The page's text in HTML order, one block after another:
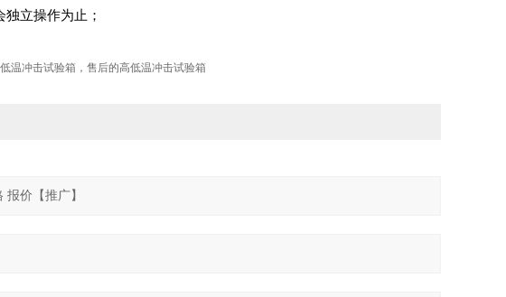
立操作为止；
温冲击试验箱，售后的高低温冲击试验箱